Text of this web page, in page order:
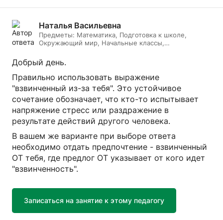
Наталья Васильевна
Предметы: Математика, Подготовка к школе,
Окружающий мир, Начальные классы,
Добрый день.
Правильно использовать выражение
"взвинченный из-за тебя". Это устойчивое
сочетание обозначает, что кто-то испытывает
напряжение стресс или раздражение в
результате действий другого человека.
В вашем же варианте при выборе ответа
необходимо отдать предпочтение - взвинченный
ОТ тебя, где предлог ОТ указывает от кого идет
"взвинченность".
Записаться на занятие к этому педагогу